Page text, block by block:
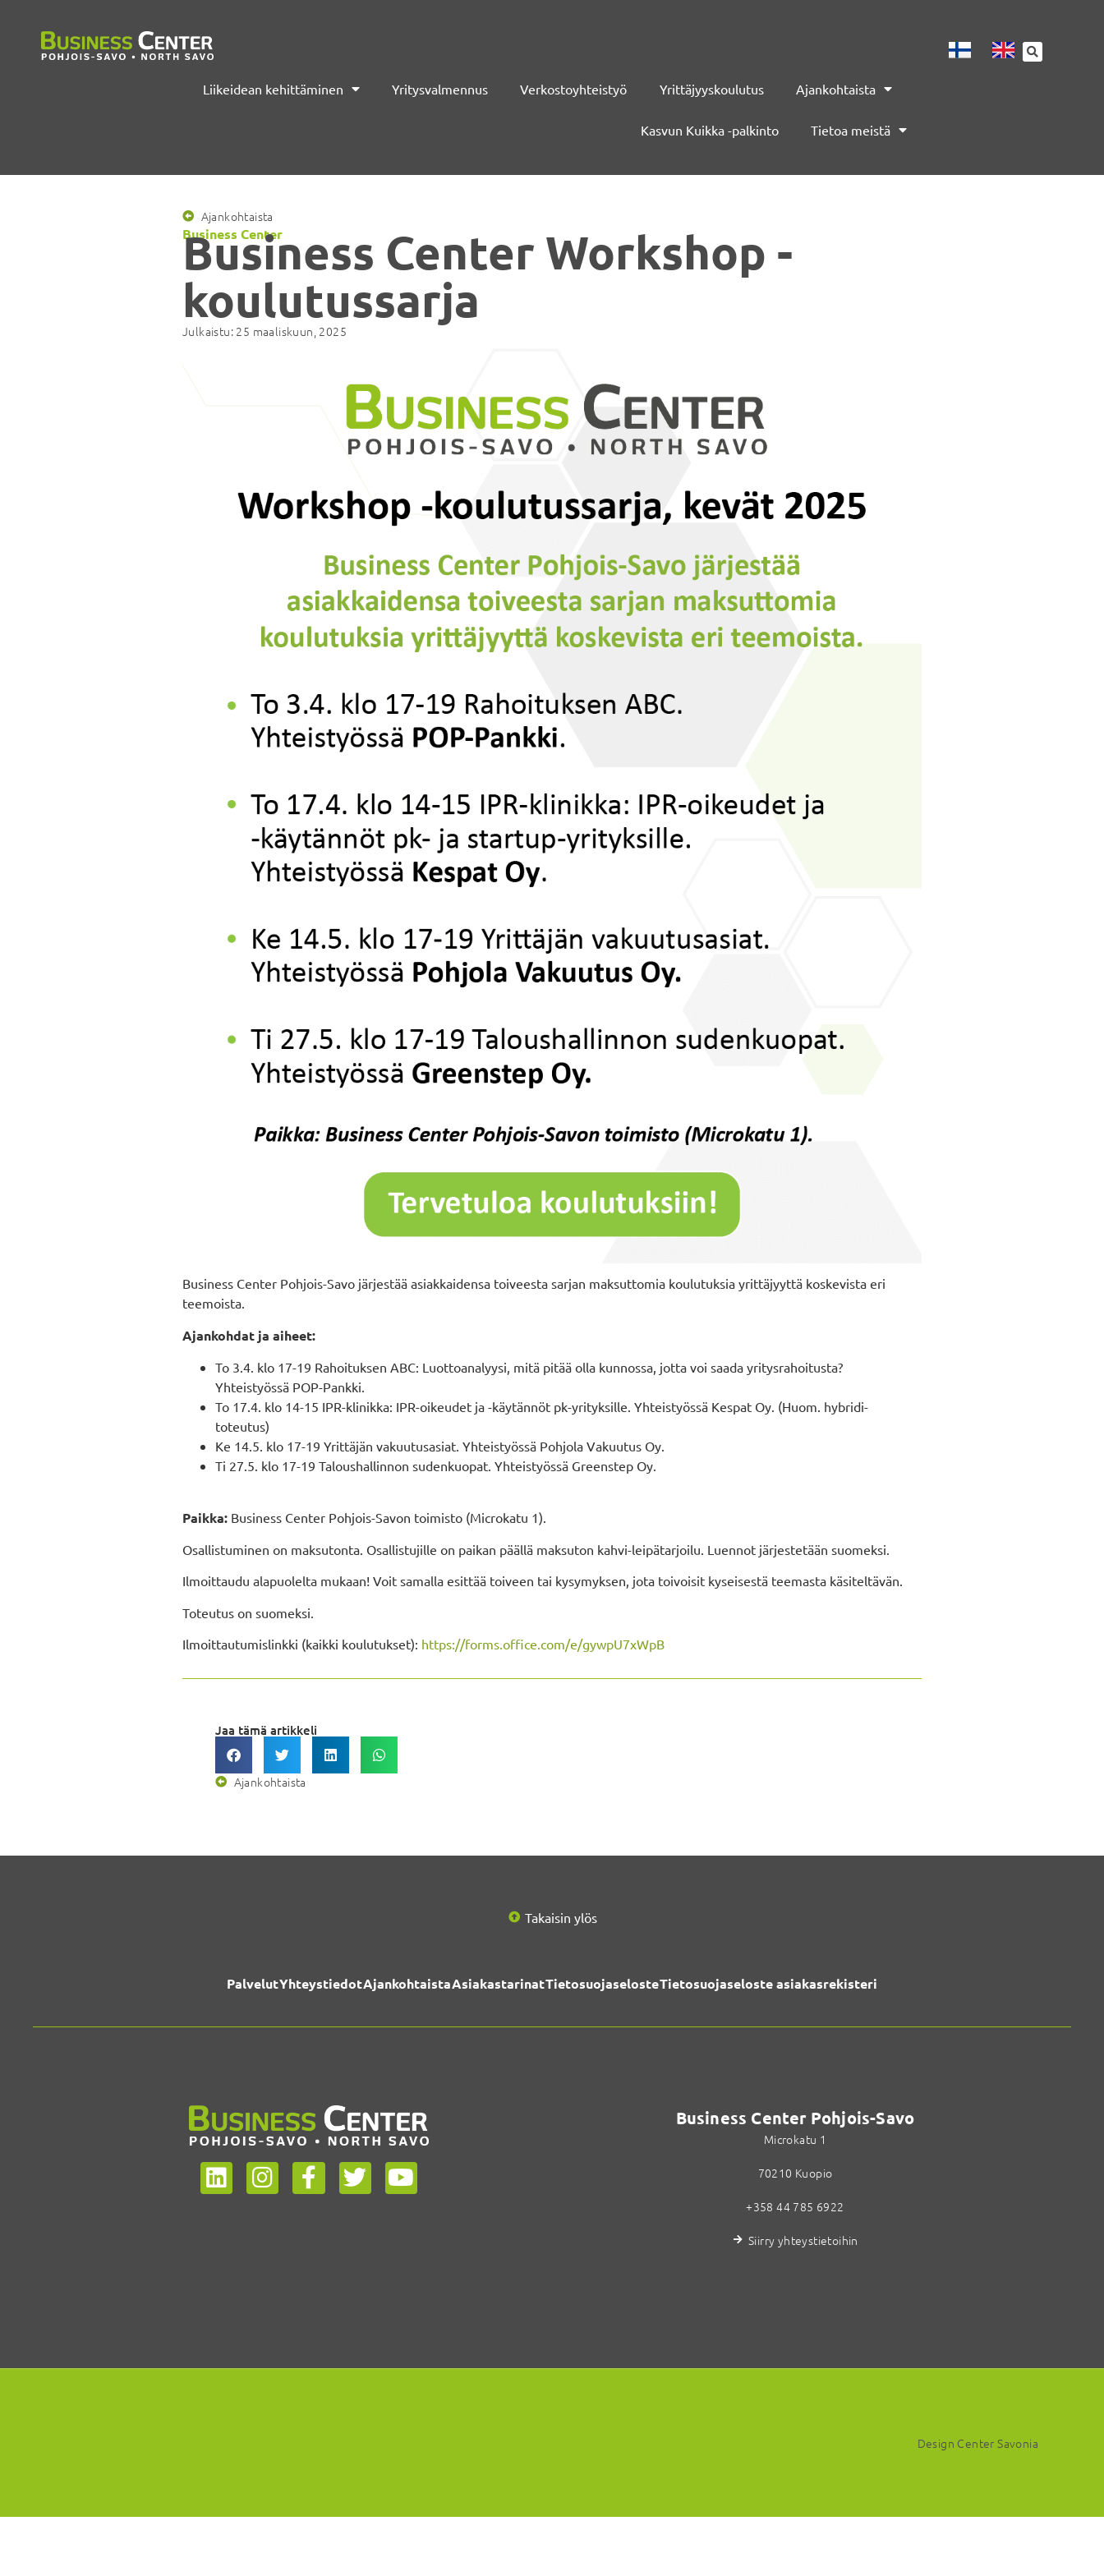
Liikeidean kehittäminen Yritysvalmennus Verkostoyhteistyö Yrittäjyyskoulutus Ajankohtaista
Kasvun Kuikka -palkinto Tietoa meistä
Ajankohtaista
Business Center
Business Center Workshop -
koulutussarja
Julkaistu: 25 maaliskuun, 2025
Business Center Pohjois-Savo järjestää asiakkaidensa toiveesta sarjan maksuttomia koulutuksia yrittäjyyttä koskevista eri
teemoista.
Ajankohdat ja aiheet:
To 3.4. klo 17-19 Rahoituksen ABC: Luottoanalyysi, mitä pitää olla kunnossa, jotta voi saada yritysrahoitusta?
Yhteistyössä POP-Pankki.
To 17.4. klo 14-15 IPR-klinikka: IPR-oikeudet ja -käytännöt pk-yrityksille. Yhteistyössä Kespat Oy. (Huom. hybridi-
toteutus)
Ke 14.5. klo 17-19 Yrittäjän vakuutusasiat. Yhteistyössä Pohjola Vakuutus Oy.
Ti 27.5. klo 17-19 Taloushallinnon sudenkuopat. Yhteistyössä Greenstep Oy.
Paikka: Business Center Pohjois-Savon toimisto (Microkatu 1).
Osallistuminen on maksutonta. Osallistujille on paikan päällä maksuton kahvi-leipätarjoilu. Luennot järjestetään suomeksi.
Ilmoittaudu alapuolelta mukaan! Voit samalla esittää toiveen tai kysymyksen, jota toivoisit kyseisestä teemasta käsiteltävän.
Toteutus on suomeksi.
Ilmoittautumislinkki (kaikki koulutukset): https://forms.office.com/e/gywpU7xWpB
Jaa tämä artikkeli
Ajankohtaista
Takaisin ylös
PalvelutYhteystiedotAjankohtaistaAsiakastarinatTietosuojaselosteTietosuojaseloste asiakasrekisteri
Business Center Pohjois-Savo
Microkatu 1
70210 Kuopio
+358 44 785 6922
Siirry yhteystietoihin
Design Center Savonia